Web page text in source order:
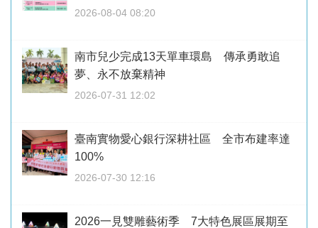
2026-08-04 08:20
南市兒少完成13天單車環島 傳承勇敢追
夢、永不放棄精神
2026-07-31 12:02
臺南實物愛心銀行深耕社區 全市布建率達
100%
2026-07-30 12:16
2026一見雙雕藝術季 7大特色展區展期至